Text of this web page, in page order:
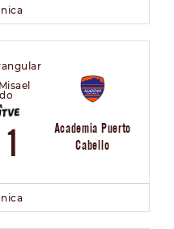
1
Academia Puerto
Cabello